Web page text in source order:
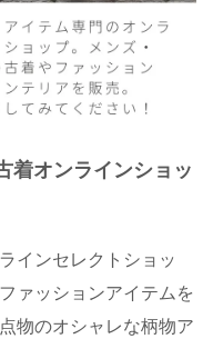
着オンラインショッ
インセレクトショッ
ァッションアイテムを
物のオシャレな柄物ア